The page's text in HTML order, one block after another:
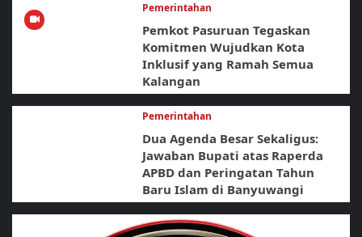
Pemerintahan
Pemkot Pasuruan Tegaskan
Komitmen Wujudkan Kota
Inklusif yang Ramah Semua
Kalangan
Pemerintahan
Dua Agenda Besar Sekaligus:
Jawaban Bupati atas Raperda
APBD dan Peringatan Tahun
Baru Islam di Banyuwangi